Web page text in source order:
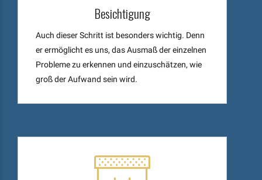
Besichtigung
Auch dieser Schritt ist besonders wichtig. Denn
er ermöglicht es uns, das Ausmaß der einzelnen
Probleme zu erkennen und einzuschätzen, wie
groß der Aufwand sein wird.